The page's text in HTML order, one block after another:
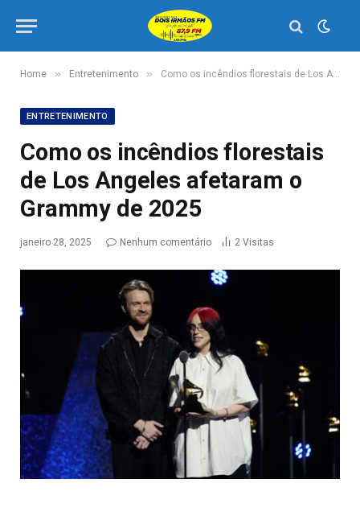
Home » Entretenimento » Como os incêndios florestais de Los Angeles afetaram o Grammy de 2025
ENTRETENIMENTO
Como os incêndios florestais
de Los Angeles afetaram o
Grammy de 2025
janeiro 28, 2025 Nenhum comentário 2 Visitas